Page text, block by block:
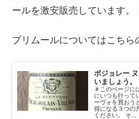
ールを激安販売しています。
プリムールについてはこちら
ボジョレー
いましょう。
＃このページに
にいつも行って
ーヴォを買おう
得になる３つの
ください。 そ...